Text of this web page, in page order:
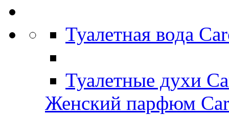
Туалетная вода
Туалетные духи
Женский парфюм